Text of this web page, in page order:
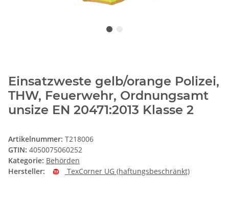
Einsatzweste gelb/orange Polizei,
THW, Feuerwehr, Ordnungsamt
unsize EN 20471:2013 Klasse 2
Artikelnummer: T218006
GTIN: 4050075060252
Kategorie: Behörden
Hersteller:
TexCorner UG (haftungsbeschränkt)